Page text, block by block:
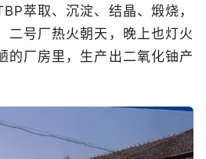
萃取、沉淀、结晶、煅烧，
二号厂热火朝天，晚上也灯火
的厂房里，生产出二氧化铀产